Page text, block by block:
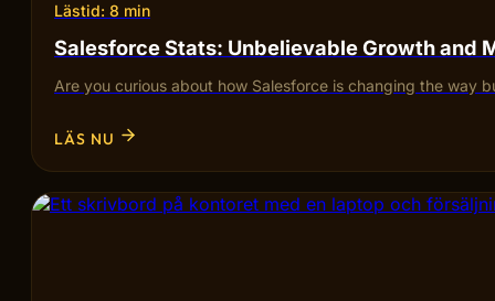
Lästid: 8 min
Salesforce Stats: Unbelievable Growth and
Are you curious about how Salesforce is changing the way
LÄS NU